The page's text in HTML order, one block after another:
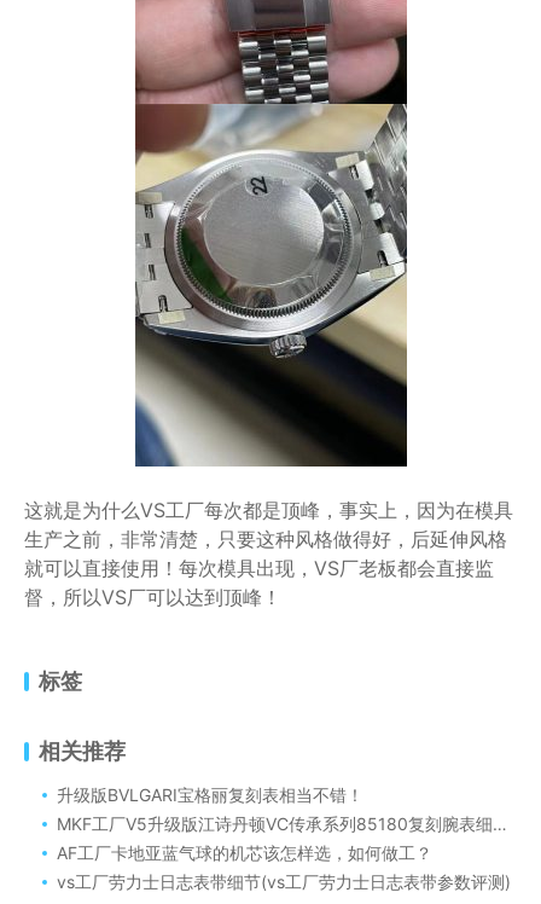
这就是为什么VS工厂每次都是顶峰，事实上，因为在模具
生产之前，非常清楚，只要这种风格做得好，后延伸风格
就可以直接使用！每次模具出现，VS厂老板都会直接监
督，所以VS厂可以达到顶峰！
标签
相关推荐
升级版BVLGARI宝格丽复刻表相当不错！
MKF工厂V5升级版江诗丹顿VC传承系列85180复刻腕表细节评测！
AF工厂卡地亚蓝气球的机芯该怎样选，如何做工？
vs工厂劳力士日志表带细节(vs工厂劳力士日志表带参数评测)